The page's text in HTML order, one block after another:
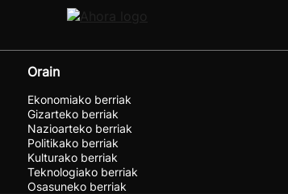
Orain
Ekonomiako berriak
Gizarteko berriak
Nazioarteko berriak
Politikako berriak
Kulturako berriak
Teknologiako berriak
Osasuneko berriak